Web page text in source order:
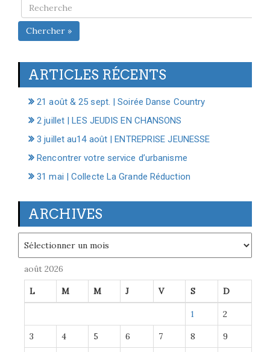
Chercher »
ARTICLES RÉCENTS
21 août & 25 sept. | Soirée Danse Country
2 juillet | LES JEUDIS EN CHANSONS
3 juillet au14 août | ENTREPRISE JEUNESSE
Rencontrer votre service d’urbanisme
31 mai | Collecte La Grande Réduction
ARCHIVES
août 2026
L M M J V S D
1 2
3 4 5 6 7 8 9